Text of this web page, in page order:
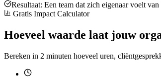
Resultaat: Een team dat zich eigenaar voelt
Gratis Impact Calculator
Hoeveel waarde laat jouw
Bereken in 2 minuten hoeveel uren,